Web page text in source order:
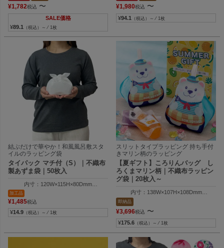
¥1,782税込 〜
SALE価格
¥89.1 （税込）～ ⁄ 1枚
¥1,980税込 〜
¥94.1 （税込）～ ⁄ 1枚
結ぶだけで華やか！和風風呂敷スタ
イルのラッピング袋
タイパック マチ付（S）｜不織布
製あずま袋｜50枚入
内寸：120W×115H×80Dmm
外寸：120W×130H×80Dmm
納品時の全長：280Hmm
加工品
¥1,485税込
¥14.9 （税込）～ ⁄ 1枚
スリットタイプラッピング 持ち手付
きマリン柄のラッピング
【夏ギフト】ころりんバッグ し
ろくまマリン柄｜不織布ラッピン
グ袋｜20枚入～
内寸：138W×107H×108Dmm
外寸：144W×158H×114Dmm
即納品
¥3,696税込 〜
¥175.6 （税込）～ ⁄ 1枚